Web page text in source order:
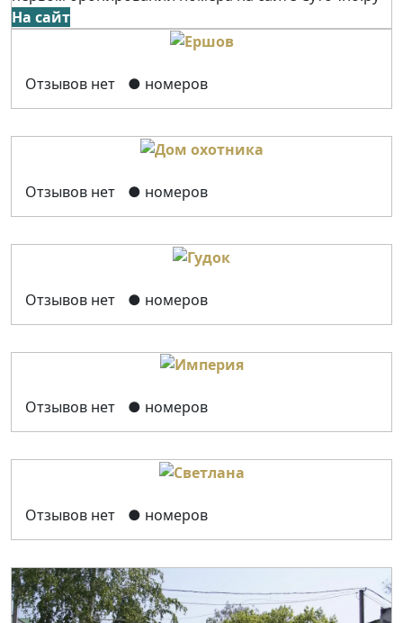
На сайт
Отзывов нет ● номеров
Отзывов нет ● номеров
Отзывов нет ● номеров
Отзывов нет ● номеров
Отзывов нет ● номеров